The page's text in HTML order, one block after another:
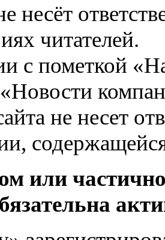
несёт
читателей.
с пометкой
не несет
или